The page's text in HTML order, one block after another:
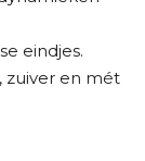
eindjes.
zuiver en mét